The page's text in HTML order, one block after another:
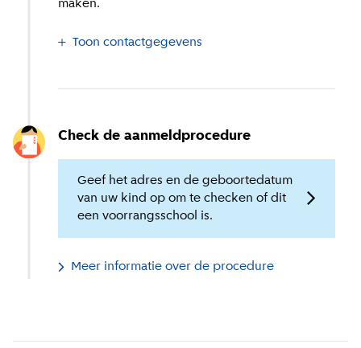
maken.
Toon contactgegevens
Check de aanmeldprocedure
Geef het adres en de geboortedatum
van uw kind op om te checken of dit
een voorrangsschool is.
Meer informatie over de procedure